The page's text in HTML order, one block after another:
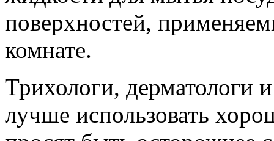
поверхностей,
комнате.
Трихологи, дерматологи
лучше использовать